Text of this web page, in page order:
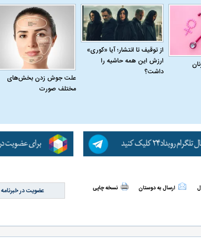
از توقیف تا انتشار؛ آیا «کوری»
ارزش این همه حاشیه را
داشت؟
علت جوش زدن بخش‌های
مختلف صورت
ارسال به دوستان نسخه چاپی عضویت در خبرنامه